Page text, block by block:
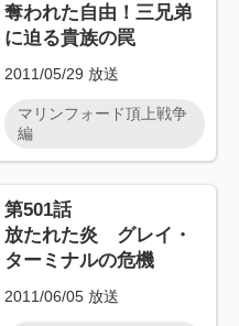
奪われた自由！三兄弟
に迫る貴族の罠
2011/05/29 放送
マリンフォード頂上戦争
編
第501話
放たれた炎 グレイ・
ターミナルの危機
2011/06/05 放送